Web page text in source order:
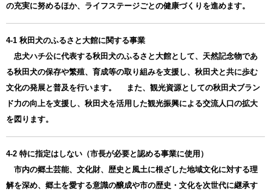
の充実に努めるほか、ライフステージごとの健康づくりを進めます。
4-1 秋田犬のふるさと大館に関する事業
忠犬ハチ公に代表する秋田犬のふるさと大館として、天然記念物であ
る秋田犬の保存や繁殖、育成等の取り組みを支援し、秋田犬と共に歩む
文化の発展と普及を行います。 また、観光資源としての秋田犬ブラン
ド力の向上を支援し、秋田犬を活用した観光振興による交流人口の拡大
を図ります。
4-2 特に指定はしない（市長が必要と認める事業に使用）
市内の郷土芸能、文化財、歴史と風土に根ざした地域文化に対する理
解を深め、郷土を愛する意識の醸成や市の歴史・文化を次世代に継承す